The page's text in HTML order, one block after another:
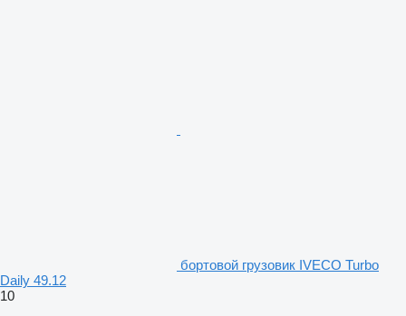
бортовой грузовик IVECO Turbo
Daily 49.12
10